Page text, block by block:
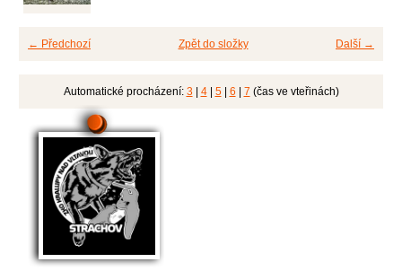
← Předchozí Další →
Zpět do složky
Automatické procházení: 3 | 4| 5| 6 | 7 (čas ve vteřinách)